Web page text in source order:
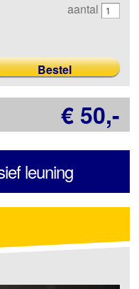
aantal
€ 50,-
leuning